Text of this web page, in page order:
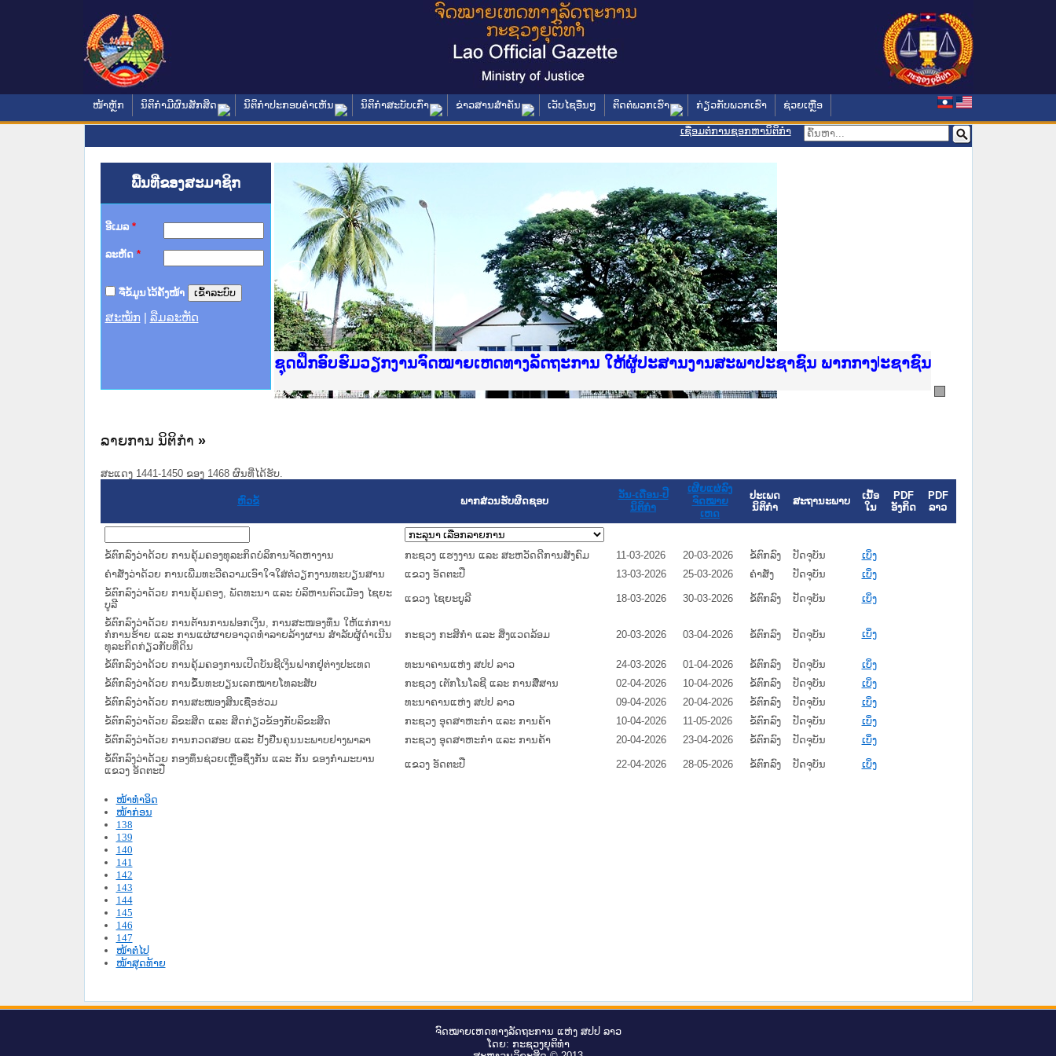
ໜ້າຫຼັກ ນິຕິກໍາມີຜົນສັກສິດ ນິຕິກໍາປະກອບຄໍາເຫັນ ນິຕິກໍາສະບັບເກົ່າ ຂ່າວສານສໍາຄັນ ເວັບໄຊອື່ນໆ ຕິດຕໍ່ພວກເຮົາ ກ່ຽວກັບພວກເຮົາ ຊ່ວຍເຫຼືອ
ເຊື່ອມຕໍ່ການຊອກຫານິຕິກຳ
ພື້ນທີ່ຂອງສະມາຊິກ
ອີເມລ *
ລະຫັດ *
ຈື່ຂໍ້ມູນໄວ້ຄັ້ງໜ້າ
ສະໝັກ ລືມລະຫັດ
Ministry of Justice Lao PDR
ເຜີຍແຜ່ວັບໄຊຈົດໝາຍເຫດທາງລັດຖະການ ແລະ ແອັບກົດໝາຍລາວ ທີ່ ສະຖາບັນຍຸຕິທຳແຫ່ງຊາດ
ກະຊວງຍຸຕິທຳ
ຊຸດຝຶກອົບຮົມວຽກງານຈົດໝາຍເຫດທາງລັດຖະການ ໃຫ້ຜູ້ປະສານງານສະພາປະຊາຊົນ ພາກເໜືອ
ກອງປະຊຸມທົບທວນຄືນການຈັດຕັ້ງປະຕິບັດວຽກງານຈົດໝາຍເຫດທາງລັດຖະການ
ຝຶກອົບຮົມ ຜູ່ປະສານງານວຽກງານຈົດໝາຍເຫດທາງລັດຖະການ ສຳລັບ ພາກກາງ
ຝຶກອົບຮົມ ຜູ່ປະສານງານວຽກງານຈົດໝາຍເຫດທາງລັດຖະການ ສຳລັບ ພາກໃຕ້
ເຜີຍແຜ່ແອັບກົດໝາຍລາວ ແລະ ເວັບໄຊຈົດໝາຍເຫດທາງລັດຖະການ ທີ່ ວິທະຍາຄານຕຳຫຼວດປະຊາຊົນ
ເຜີຍແຜ່ແອັບກົດໝາຍລາວ ແລະ ເວັບໄຊຈົດໝາຍເຫດທາງລັດຖະການ ທີ່ ວິທະຍາຄານສັນຕິບານປະຊາຊົນ
ຍົກລະດັບວຽກງານຈົດໝາຍເຫດທາງລັດຖະການໃຫ້ຜູ້ປະສານງານຂັ້ນແຂວງພາກເໜືອ
ຊຸດຝຶກອົບຮົມວຽກງານຈົດໝາຍເຫດທາງລັດຖະການ ໃຫ້ຜູ້ປະສານງານສະພາປະຊາຊົນ ພາກກາງ
ລາຍການ ນິຕິກໍາ »
ສະແດງ 1441-1450 ຂອງ 1468 ຜົນທີ່ໄດ້ຮັບ.
ຫົວຂໍ້ ພາກສ່ວນຮັບຜິດຊອບ
ວັນ-ເດືອນ-ປີ
ນິຕິກໍາ
ເຜີຍແຜ່ລົງ
ຈົດໝາຍ
ເຫດ
ປະເພດ
ນິຕິກໍາ
ສະຖານະພາບ
ເນື້ອ
ໃນ
PDF
ອັງກິດ
PDF
ລາວ
ຂໍ້ຕົກລົງວ່າດ້ວຍ ການຄຸ້ມຄອງທຸລະກິດບໍລິການຈັດຫາງານ ກະຊວງ ແຮງງານ ແລະ ສະຫວັດດີການສັງຄົມ 11-03-2026 20-03-2026 ຂໍ້ຕົກລົງ ປັດຈຸບັນ
ເບິ່ງ
ຄຳສັ່ງວ່າດ້ວຍ ການເພີ່ມທະວີຄວາມເອົາໃຈໃສ່ຕໍ່ວຽກງານທະບຽນສານ
ແຂວງ ອັດຕະປື 13-03-2026 25-03-2026 ຄໍາສັ່ງ ປັດຈຸບັນ
ເບິ່ງ
ຂໍ້ຕົກລົງວ່າດ້ວຍ ການຄຸ້ມຄອງ, ພັດທະນາ ແລະ ບໍລິຫານຕົວເມືອງ ໄຊຍະ
ບູລີ
ແຂວງ ໄຊຍະບູລີ 18-03-2026 30-03-2026 ຂໍ້ຕົກລົງ ປັດຈຸບັນ ເບິ່ງ
ຂໍ້ຕົກລົງວ່າດ້ວຍ ການຕ້ານການຟອກເງິນ, ການສະໜອງທຶນ ໃຫ້ແກ່ການ
ກໍ່ການຮ້າຍ ແລະ ການແຜ່ຜາຍອາວຸດທຳລາຍລ້າງຜານ ສຳລັບຜູ້ດຳເນີນ
ທຸລະກິດກ່ຽວກັບທີ່ດິນ
ກະຊວງ ກະສິກຳ ແລະ ສິ່ງແວດລ້ອມ 20-03-2026 03-04-2026 ຂໍ້ຕົກລົງ ປັດຈຸບັນ ເບິ່ງ
ຂໍ້ຕົກລົງວ່າດ້ວຍ ການຄຸ້ມຄອງການເປີດບັນຊີເງິນຝາກຢູ່ຕ່າງປະເທດ ທະນາຄານແຫ່ງ ສປປ ລາວ 24-03-2026 01-04-2026 ຂໍ້ຕົກລົງ ປັດຈຸບັນ
ເບິ່ງ
ຂໍ້ຕົກລົງວ່າດ້ວຍ ການຂຶ້ນທະບຽນເລກໝາຍໂທລະສັບ
ກະຊວງ ເຕັກໂນໂລຊີ ແລະ ການສື່ສານ 02-04-2026 10-04-2026 ຂໍ້ຕົກລົງ ປັດຈຸບັນ
ເບິ່ງ
ຂໍ້ຕົກລົງວ່າດ້ວຍ ການສະໜອງສິນເຊື່ອຮ່ວມ
ທະນາຄານແຫ່ງ ສປປ ລາວ 09-04-2026 20-04-2026 ຂໍ້ຕົກລົງ ປັດຈຸບັນ
ເບິ່ງ
ຂໍ້ຕົກລົງວ່າດ້ວຍ ລິຂະສິດ ແລະ ສິດກ່ຽວຂ້ອງກັບລິຂະສິດ
ກະຊວງ ອຸດສາຫະກຳ ແລະ ການຄ້າ 10-04-2026 11-05-2026 ຂໍ້ຕົກລົງ ປັດຈຸບັນ
ເບິ່ງ
ຂໍ້ຕົກລົງວ່າດ້ວຍ ການກວດສອບ ແລະ ຢັ້ງຢືນຄຸນນະພາບຢາງພາລາ
ກະຊວງ ອຸດສາຫະກຳ ແລະ ການຄ້າ 20-04-2026 23-04-2026 ຂໍ້ຕົກລົງ ປັດຈຸບັນ
ເບິ່ງ
ຂໍ້ຕົກລົງວ່າດ້ວຍ ກອງທຶນຊ່ວຍເຫຼືອຊຶ່ງກັນ ແລະ ກັນ ຂອງກຳມະບານ
ແຂວງ ອັດຕະປື
ແຂວງ ອັດຕະປື 22-04-2026 28-05-2026 ຂໍ້ຕົກລົງ ປັດຈຸບັນ ເບິ່ງ
ໜ້າທໍາອິດ
ໜ້າກ່ອນ
138
139
140
141
142
143
144
145
146
147
ໜ້າຕໍ່ໄປ
ໜ້າສຸດທ້າຍ
ຈົດ​ໝາຍ​ເຫດ​ທາງ​ລັດ​ຖະ​ການ ແຫ່ງ ສ​ປ​ປ ລາວ
ໂດຍ: ກະ​ຊວງຍຸ​ຕິ​ທຳ